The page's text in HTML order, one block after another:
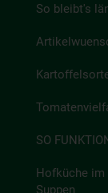
So bleibt's
SO
Hofküche im
Suppen